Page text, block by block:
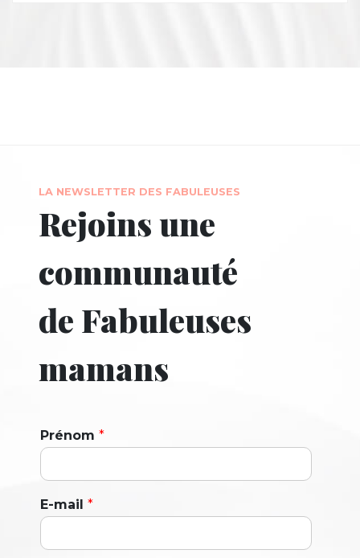
LA NEWSLETTER DES FABULEUSES
Rejoins une
communauté
de Fabuleuses
mamans
Prénom *
E-mail *